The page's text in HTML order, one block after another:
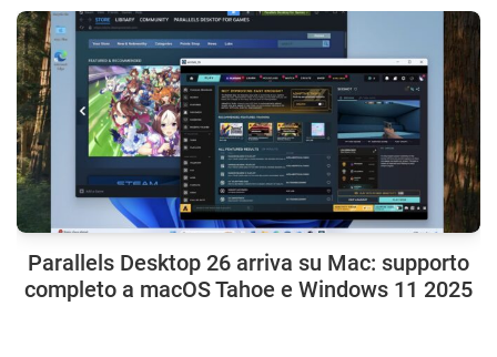
Parallels Desktop 26 arriva su Mac: supporto
completo a macOS Tahoe e Windows 11 2025